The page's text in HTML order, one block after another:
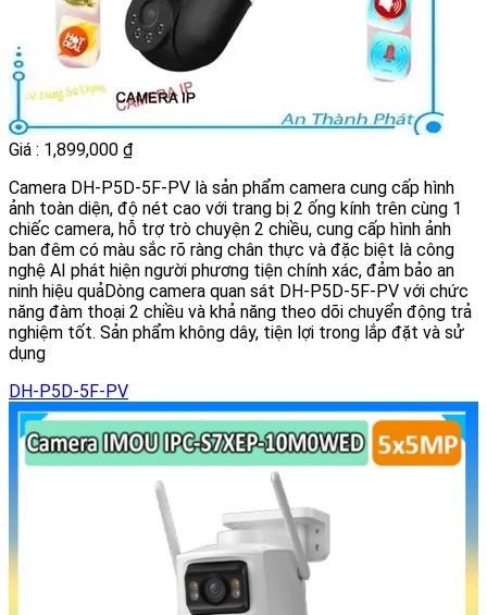
Giá : 1,899,000 ₫
Camera DH-P5D-5F-PV là sản phẩm camera cung cấp hình
ảnh toàn diện, độ nét cao với trang bị 2 ống kính trên cùng 1
chiếc camera, hỗ trợ trò chuyện 2 chiều, cung cấp hình ảnh
ban đêm có màu sắc rõ ràng chân thực và đặc biệt là công
nghệ AI phát hiện người phương tiện chính xác, đảm bảo an
ninh hiệu quảDòng camera quan sát DH-P5D-5F-PV với chức
năng đàm thoại 2 chiều và khả năng theo dõi chuyển động trả
nghiệm tốt. Sản phẩm không dây, tiện lợi trong lắp đặt và sử
dụng
DH-P5D-5F-PV